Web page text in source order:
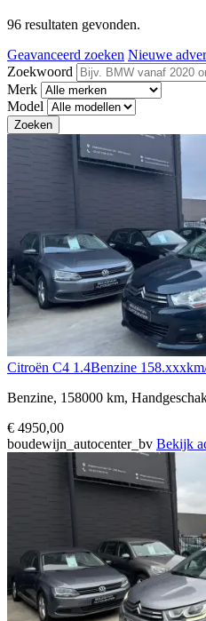
96 resultaten gevonden.
Geavanceerd zoeken Nieuwe
Zoekwoord
Merk
Model
Zoeken
Citroën C4 1.4Benzine
Benzine, 158000 km,
€ 4950,00
boudewijn_autocenter_bv Bekijk